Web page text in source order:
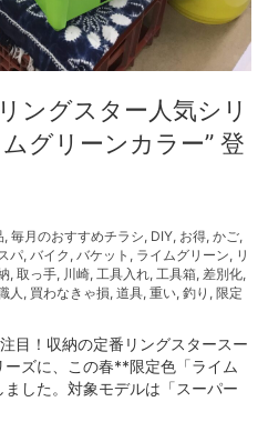
リングスター人気シリ
グリーンカラー” 登
, 毎月のおすすめチラシ, DIY, お得, かご,
パ, バイク , バケット , ライムグリーン, リ
, 取っ手, 川崎, 工具入れ, 工具箱, 差別化,
人 , 買わなきゃ損, 道具, 重い, 釣り , 限定
目！収納の定番リングスタースー
ズに、この春**限定色「ライム
した。対象モデルは「スーパー